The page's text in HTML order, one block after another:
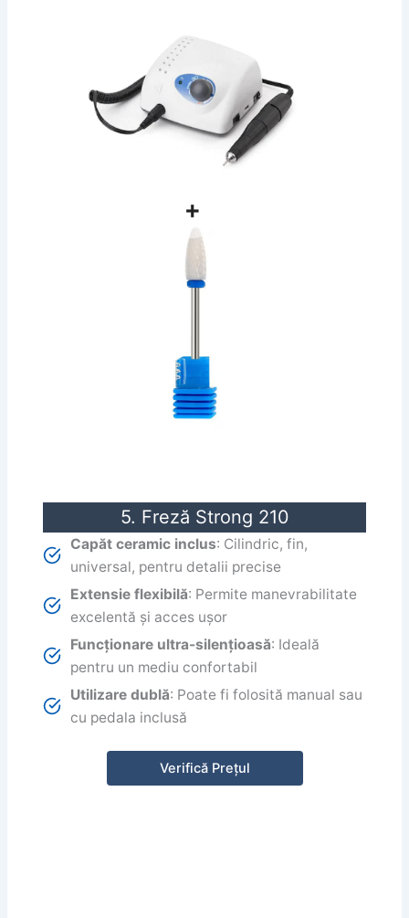
5. Freză Strong 210
Capăt ceramic inclus: Cilindric, fin,
universal, pentru detalii precise
Extensie flexibilă: Permite manevrabilitate
excelentă și acces ușor
Funcționare ultra-silențioasă: Ideală
pentru un mediu confortabil
Utilizare dublă: Poate fi folosită manual sau
cu pedala inclusă
Verifică Prețul